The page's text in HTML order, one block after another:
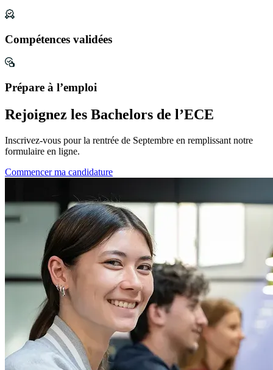
Compétences validées
Prépare à l’emploi
Rejoignez les Bachelors de l’ECE
Inscrivez-vous pour la rentrée de Septembre en remplissant notre
formulaire en ligne.
Commencer ma candidature